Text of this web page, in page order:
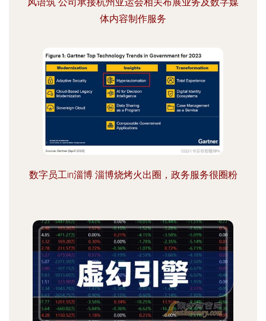
体内容制作服务
数字员工in淄博 淄博烧烤火出圈，政务服务很圈粉